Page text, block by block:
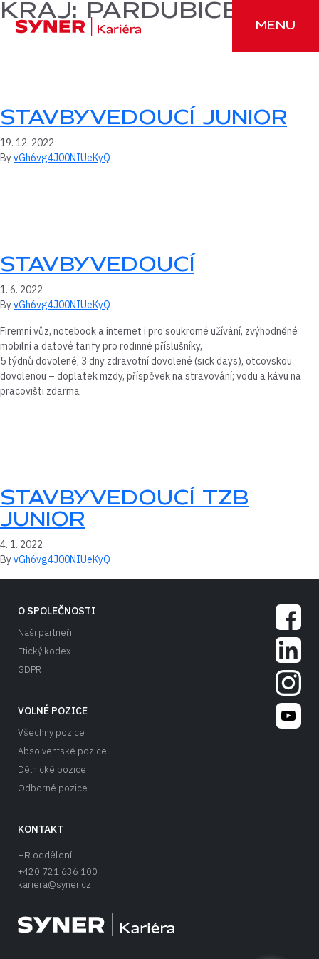
Přeskočit na obsah
MENU
KRAJ: PARDUBICE
STAVBYVEDOUCÍ JUNIOR
19. 12. 2022
ByvGh6vg4J00NIUeKyQ
STAVBYVEDOUCÍ
1. 6. 2022
ByvGh6vg4J00NIUeKyQ
Firemní vůz, notebook a internet i pro soukromé užívání, zvýhodněné
mobilní a datové tarify pro rodinné příslušníky,
5 týdnů dovolené, 3 dny zdravotní dovolené (sick days), otcovskou
dovolenou – doplatek mzdy, příspěvek na stravování; vodu a kávu na
pracovišti zdarma
STAVBYVEDOUCÍ TZB
JUNIOR
4. 1. 2022
ByvGh6vg4J00NIUeKyQ
O SPOLEČNOSTI
Naši partneři
Etický kodex
GDPR
VOLNÉ POZICE
Všechny pozice
Absolventské pozice
Dělnické pozice
Odborné pozice
KONTAKT
HR oddělení
+420 721 636 100
kariera@syner.cz
LinkedIn
Instagram
YouTube